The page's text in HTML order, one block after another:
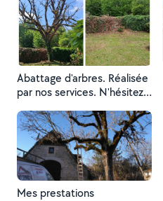
Abattage d'arbres. Réalisée
par nos services. N'hésitez
Mes prestations